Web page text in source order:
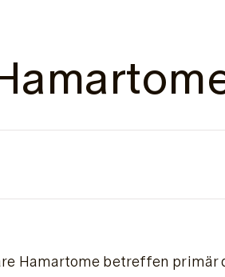
Hamartome betreffen primär